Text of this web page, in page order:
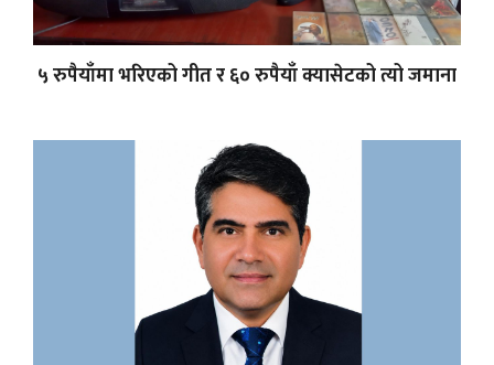
५ रुपैयाँमा भरिएको गीत र ६० रुपैयाँ क्यासेटको त्यो जमाना